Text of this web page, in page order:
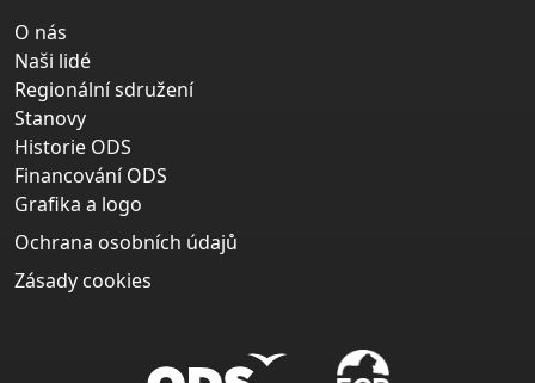
O nás
Naši lidé
Regionální sdružení
Stanovy
Historie ODS
Financování ODS
Grafika a logo
Ochrana osobních údajů
Zásady cookies